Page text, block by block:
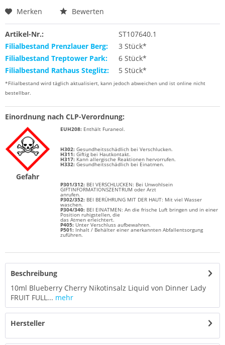
Merken Bewerten
Artikel-Nr.:
ST107640.1
Filialbestand Prenzlauer Berg:
3 Stück*
Filialbestand Treptower Park:
6 Stück*
Filialbestand Rathaus Steglitz:
5 Stück*
*Filialbestand wird täglich aktualisiert, kann jedoch abweichen und ist online nicht
bestellbar.
Einordnung nach CLP-Verordnung:
Gefahr
EUH208: Enthält Furaneol.
H302: Gesundheitsschädlich bei Verschlucken.
H311: Giftig bei Hautkontakt.
H317: Kann allergische Reaktionen hervorrufen.
H332: Gesundheitsschädlich bei Einatmen.
P301/312: BEI VERSCHLUCKEN: Bei Unwohlsein
GIFTINFORMATIONSZENTRUM oder Arzt
anrufen.
P302/352: BEI BERÜHRUNG MIT DER HAUT: Mit viel Wasser
waschen.
P304/340: BEI EINATMEN: An die frische Luft bringen und in einer
Position ruhigstellen, die
das Atmen erleichtert.
P405: Unter Verschluss aufbewahren.
P501: Inhalt / Behälter einer anerkannten Abfallentsorgung
zuführen.
Beschreibung
10ml Blueberry Cherry Nikotinsalz Liquid von Dinner Lady
FRUIT FULL... mehr
Hersteller